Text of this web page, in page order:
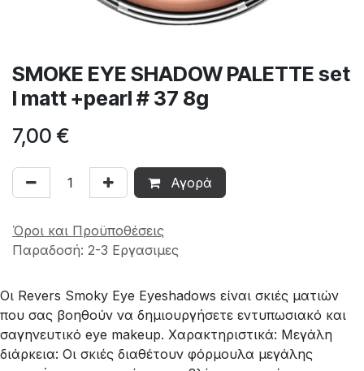
SMOKE EYE SHADOW PALETTE set
I matt +pearl # 37 8g
7,00 €
Αγορά
Όροι και Προϋποθέσεις
Παραδοσή: 2-3 Εργασιμες
Οι Revers Smoky Eye Eyeshadows είναι σκιές ματιών
που σας βοηθούν να δημιουργήσετε εντυπωσιακό και
σαγηνευτικό eye makeup. Χαρακτηριστικά: Μεγάλη
διάρκεια: Οι σκιές διαθέτουν φόρμουλα μεγάλης